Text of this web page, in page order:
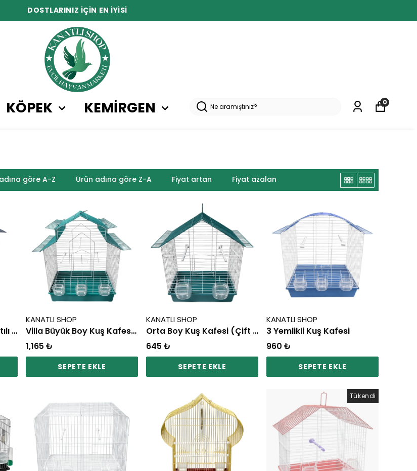
DOSTLARINIZ İÇİN EN İYİSİ
KÖPEK KEMİRGEN 0
göre A-Z Ürün adına göre Z-A Fiyat artan Fiyat azalan
Jumbo Boy Oval ve Çatılı Kuş Kafesi (3 Kapı 3 Yemlik)
KANATLI SHOP
Villa Büyük Boy Kuş Kafesi (3 Kapı 3 Yemlik)
1,165 ₺
SEPETE EKLE
KANATLI SHOP
Orta Boy Kuş Kafesi (Çift Kapı Çift Yemlik)
645 ₺
SEPETE EKLE
KANATLI SHOP
3 Yemlikli Kuş Kafesi
960 ₺
SEPETE EKLE
Tükendi